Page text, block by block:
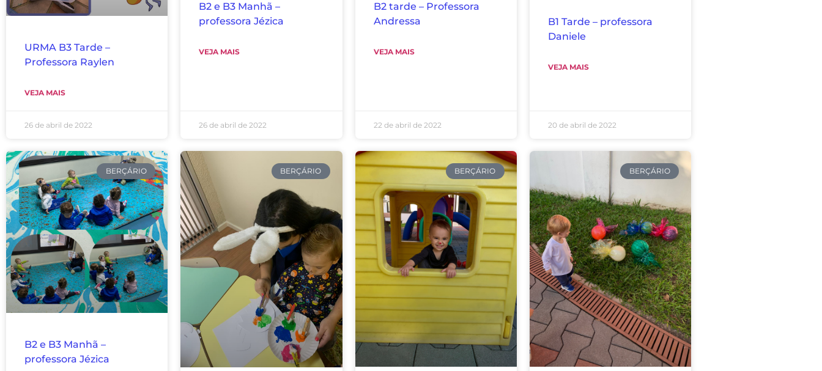
URMA B3 Tarde –
Professora Raylen
VEJA MAIS
26 de abril de 2022
B2 e B3 Manhã –
professora Jézica
VEJA MAIS
26 de abril de 2022
B2 tarde – Professora
Andressa
VEJA MAIS
22 de abril de 2022
B1 Tarde – professora
Daniele
VEJA MAIS
20 de abril de 2022
BERÇÁRIO
B2 e B3 Manhã –
professora Jézica
BERÇÁRIO BERÇÁRIO BERÇÁRIO